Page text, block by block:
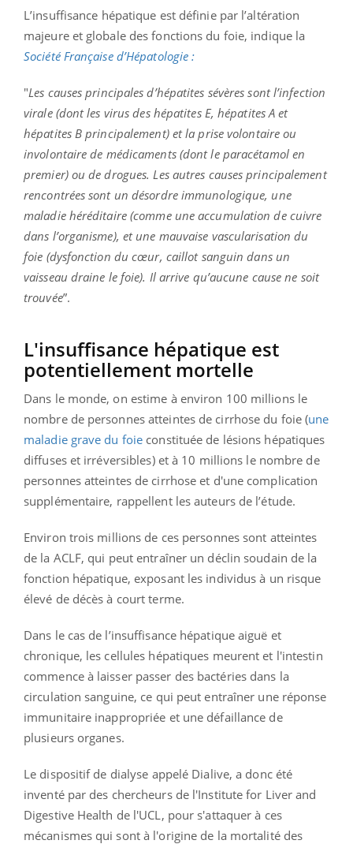
L’insuffisance hépatique est définie par l’altération
majeure et globale des fonctions du foie, indique la
Société Française d’Hépatologie :
"Les causes principales d’hépatites sévères sont l’infection
virale (dont les virus des hépatites E, hépatites A et
hépatites B principalement) et la prise volontaire ou
involontaire de médicaments (dont le paracétamol en
premier) ou de drogues. Les autres causes principalement
rencontrées sont un désordre immunologique, une
maladie héréditaire (comme une accumulation de cuivre
dans l’organisme), et une mauvaise vascularisation du
foie (dysfonction du cœur, caillot sanguin dans un
vaisseau draine le foie). Il arrive qu’aucune cause ne soit
trouvée”.
L'insuffisance hépatique est
potentiellement mortelle
Dans le monde, on estime à environ 100 millions le
nombre de personnes atteintes de cirrhose du foie (une
maladie grave du foie constituée de lésions hépatiques
diffuses et irréversibles) et à 10 millions le nombre de
personnes atteintes de cirrhose et d'une complication
supplémentaire, rappellent les auteurs de l’étude.
Environ trois millions de ces personnes sont atteintes
de la ACLF, qui peut entraîner un déclin soudain de la
fonction hépatique, exposant les individus à un risque
élevé de décès à court terme.
Dans le cas de l’insuffisance hépatique aiguë et
chronique, les cellules hépatiques meurent et l'intestin
commence à laisser passer des bactéries dans la
circulation sanguine, ce qui peut entraîner une réponse
immunitaire inappropriée et une défaillance de
plusieurs organes.
Le dispositif de dialyse appelé Dialive, a donc été
inventé par des chercheurs de l'Institute for Liver and
Digestive Health de l'UCL, pour s'attaquer à ces
mécanismes qui sont à l'origine de la mortalité des